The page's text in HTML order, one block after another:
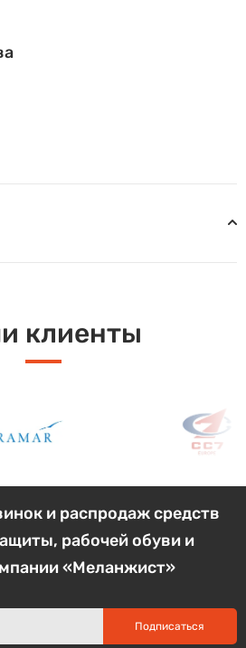
клиенты
и распродаж средств
рабочей обуви и
«Меланжист»
Подписаться